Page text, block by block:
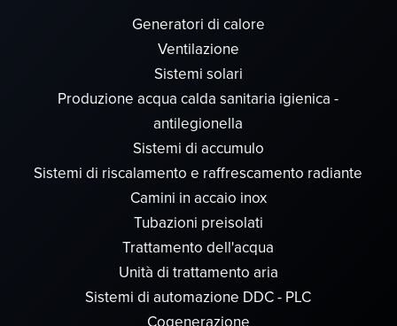
Generatori di calore
Ventilazione
Sistemi solari
Produzione acqua calda sanitaria igienica -
antilegionella
Sistemi di accumulo
Sistemi di riscalamento e raffrescamento radiante
Camini in accaio inox
Tubazioni preisolati
Trattamento dell'acqua
Unità di trattamento aria
Sistemi di automazione DDC - PLC